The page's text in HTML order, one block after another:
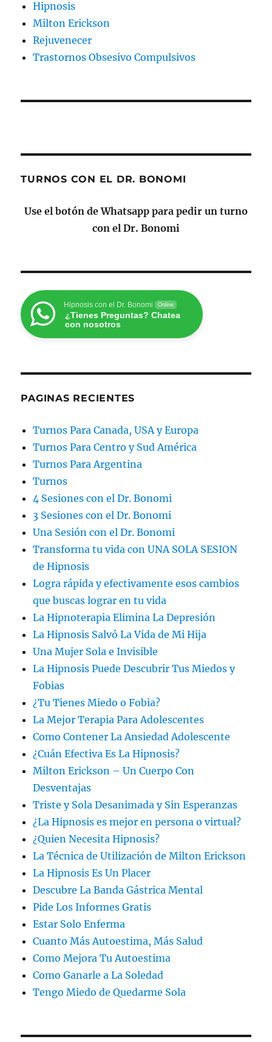
Hipnosis
Milton Erickson
Rejuvenecer
Trastornos Obsesivo Compulsivos
TURNOS CON EL DR. BONOMI
Use el botón de Whatsapp para pedir un turno
con el Dr. Bonomi
Hipnosis con el Dr. Bonomi Online
¿Tienes Preguntas? Chatea
con nosotros
PAGINAS RECIENTES
Turnos Para Canada, USA y Europa
Turnos Para Centro y Sud América
Turnos Para Argentina
Turnos
4 Sesiones con el Dr. Bonomi
3 Sesiones con el Dr. Bonomi
Una Sesión con el Dr. Bonomi
Transforma tu vida con UNA SOLA SESION
de Hipnosis
Logra rápida y efectivamente esos cambios
que buscas lograr en tu vida
La Hipnoterapia Elimina La Depresión
La Hipnosis Salvó La Vida de Mi Hija
Una Mujer Sola e Invisible
La Hipnosis Puede Descubrir Tus Miedos y
Fobias
¿Tu Tienes Miedo o Fobia?
La Mejor Terapia Para Adolescentes
Como Contener La Ansiedad Adolescente
¿Cuán Efectiva Es La Hipnosis?
Milton Erickson – Un Cuerpo Con
Desventajas
Triste y Sola Desanimada y Sin Esperanzas
¿La Hipnosis es mejor en persona o virtual?
¿Quien Necesita Hipnosis?
La Técnica de Utilización de Milton Erickson
La Hipnosis Es Un Placer
Descubre La Banda Gástrica Mental
Pide Los Informes Gratis
Estar Solo Enferma
Cuanto Más Autoestima, Más Salud
Como Mejora Tu Autoestima
Como Ganarle a La Soledad
Tengo Miedo de Quedarme Sola